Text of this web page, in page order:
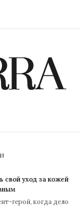
свой уход за кожей
герой, когда дело